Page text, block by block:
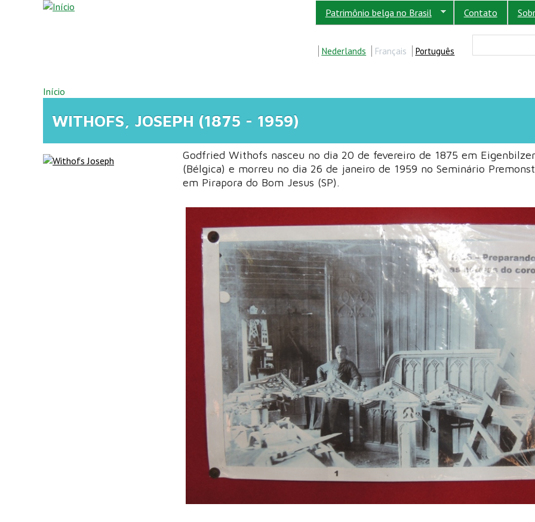
Pular para o conteúdo principal Patrimônio belga no Brasil Contato
Nederlands Français Português
VOCÊ ESTÁ AQUI
Início
WITHOFS, JOSEPH (1875 - 1959)
Godfried Withofs nasceu no dia 20 de fevereiro de 1875 em
(Bélgica) e morreu no dia 26 de janeiro de 1959 no Seminário
em Pirapora do Bom Jesus (SP).